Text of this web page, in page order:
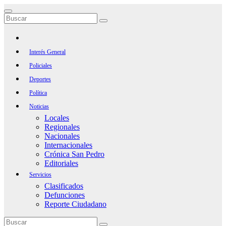
Saltar
al
contenido
Interés General
Policiales
Deportes
Política
Noticias
Locales
Regionales
Nacionales
Internacionales
Crónica San Pedro
Editoriales
Servicios
Clasificados
Defunciones
Reporte Ciudadano